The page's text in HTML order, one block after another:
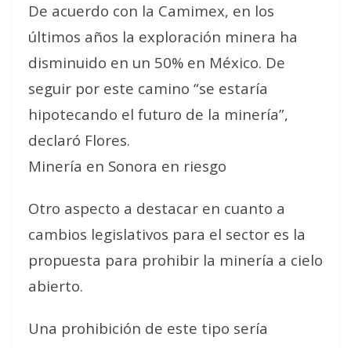
De acuerdo con la Camimex, en los
últimos años la exploración minera ha
disminuido en un 50% en México. De
seguir por este camino “se estaría
hipotecando el futuro de la minería”,
declaró Flores.
Minería en Sonora en riesgo
Otro aspecto a destacar en cuanto a
cambios legislativos para el sector es la
propuesta para prohibir la minería a cielo
abierto.
Una prohibición de este tipo sería